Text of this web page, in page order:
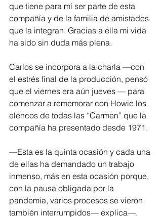
que tiene para mí ser parte de esta
compañía y de la familia de amistades
que la integran. Gracias a ella mi vida
ha sido sin duda más plena.
Carlos se incorpora a la charla —con
el estrés final de la producción, pensó
que el viernes era aún jueves — para
comenzar a rememorar con Howie los
elencos de todas las “Carmen” que la
compañía ha presentado desde 1971.
—Esta es la quinta ocasión y cada una
de ellas ha demandado un trabajo
inmenso, más en esta ocasión porque,
con la pausa obligada por la
pandemia, varios procesos se vieron
también interrumpidos— explica—.